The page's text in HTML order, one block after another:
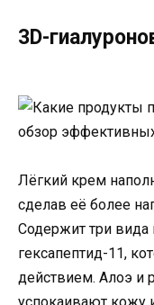
3D-
Лёгкий крем
сделав её более
Содержит три вида
гексапептид-11,
действием. Алоэ и